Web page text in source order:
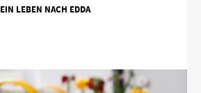
EIN LEBEN NACH EDDA